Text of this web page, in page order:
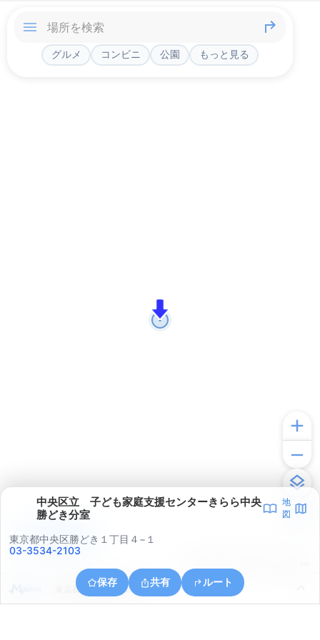
グルメ コンビニ 公園 もっと見る
中央区立 子ども家庭支援センターきらら中央
勝どき分室
地
図
東京都中央区勝どき１丁目４−１
03-3534-2103
保存 共有 ルート
東京都港区浜松町２丁目１
アプリで見る